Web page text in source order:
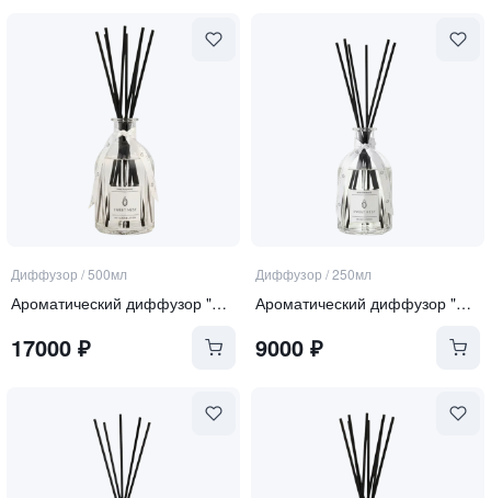
Диффузор /500мл
Ароматический диффузор "Soft Linen & Cotton"
17000 ₽
Диффузор /250мл
Ароматический диффузор "Sea Salt and Orchid"
9000₽